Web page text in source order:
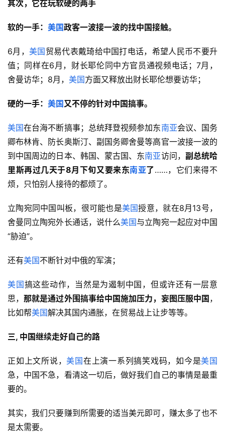
其次，它在玩软硬的两手
软的一手： 美国政客一波接一波的找中国接触。
6月， 美国 贸易代表戴琦给中国打电话，希望人民币不要升
值；同样在6月，财长耶伦同中方官员通视频电话；7月，
舍曼访华；8月， 美国方面又释放出财长耶伦想要访华；
硬的一手： 美国又不停的针对中国搞事。
美国在台海不断搞事；总统拜登视频参加东南亚会议、国务
卿布林肯、防长奥斯汀、副国务卿舍曼等高官一波接一波的
到中国周边的日本、韩国、蒙古国、东南亚访问， 副总统哈
里斯再过几天于8月下旬又要来东南亚了……，它们来得不
烦，只怕别人接待的都烦了。
立陶宛同中国叫板，很可能也是美国授意，就在8月13号，
舍曼同立陶宛外长通话，说什么美国与立陶宛一起应对中国
“胁迫”。
还有美国不断针对中俄的军演；
美国搞这些动作，当然是为遏制中国，但或许还有一层意
思，那就是通过外围搞事给中国施加压力，妄图压服中国 ，
比如帮美国解决其国内通胀，在贸易战上让步等等。
三, 中国继续走好自己的路
正如上文所说，美国在上演一系列搞笑戏码，如今是美国
急，中国不急，看清这一切后，做好我们自己的事情是最重
要的。
其实，我们只要赚到所需要的适当美元即可，赚太多了也不
是太需要。